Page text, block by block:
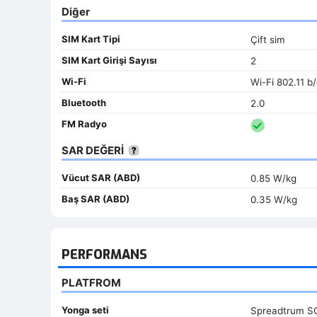
Diğer
SIM Kart Tipi
Çift sim
SIM Kart Girişi Sayısı
2
Wi-Fi
Wi-Fi 802.11
Bluetooth
2.0
FM Radyo
SAR DEĞERİ
Vücut SAR (ABD)
0.85 W/kg
Baş SAR (ABD)
0.35 W/kg
PERFORMANS
PLATFROM
Yonga seti
Spreadtrum